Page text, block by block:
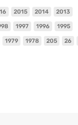
2015 2014 2013
1997 1996 1995
1979 1978 205 26